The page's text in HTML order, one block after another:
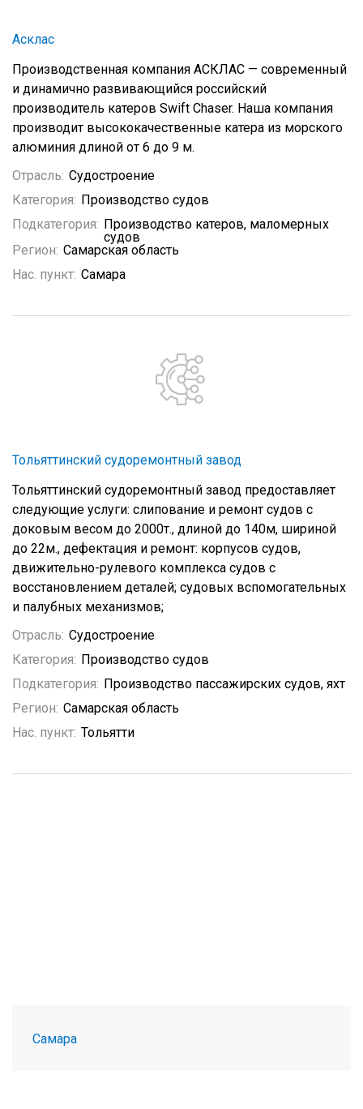
Асклас
Производственная компания АСКЛАС — современный
и динамично развивающийся российский
производитель катеров Swift Chaser. Наша компания
производит высококачественные катера из морского
алюминия длиной от 6 до 9 м.
Отрасль: Судостроение
Категория: Производство судов
Подкатегория: Производство катеров, маломерных
судов
Регион: Самарская область
Нас. пункт: Самара
Тольяттинский судоремонтный завод
Тольяттинский судоремонтный завод предоставляет
следующие услуги: слипование и ремонт судов с
доковым весом до 2000т., длиной до 140м, шириной
до 22м., дефектация и ремонт: корпусов судов,
движительно-рулевого комплекса судов с
восстановлением деталей; судовых вспомогательных
и палубных механизмов;
Отрасль: Судостроение
Категория: Производство судов
Подкатегория: Производство пассажирских судов, яхт
Регион: Самарская область
Нас. пункт: Тольятти
Самара